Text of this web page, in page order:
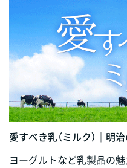
愛すべき乳（ミルク）｜明
ヨーグルトなど乳製品の